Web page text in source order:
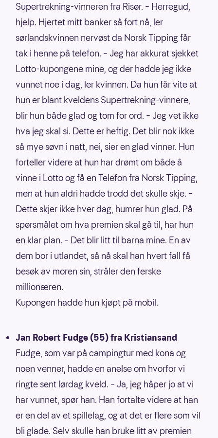
Supertrekning-vinneren fra Risør. – Herregud,
hjelp. Hjertet mitt banker så fort nå, ler
sørlandskvinnen nervøst da Norsk Tipping får
tak i henne på telefon. – Jeg har akkurat sjekket
Lotto-kupongene mine, og der hadde jeg ikke
vunnet noe i dag, ler kvinnen. Da hun får vite at
hun er blant kveldens Supertrekning-vinnere,
blir hun både glad og tom for ord. – Jeg vet ikke
hva jeg skal si. Dette er heftig. Det blir nok ikke
så mye søvn i natt, nei, sier en glad vinner. Hun
forteller videre at hun har drømt om både å
vinne i Lotto og få en Telefon fra Norsk Tipping,
men at hun aldri hadde trodd det skulle skje. –
Dette skjer ikke hver dag, humrer hun glad. På
spørsmålet om hva premien skal gå til, har hun
en klar plan. – Det blir litt til barna mine. En av
dem bor i utlandet, så nå skal han hvert fall få
besøk av moren sin, stråler den ferske
millionæren.
Kupongen hadde hun kjøpt på mobil.
Jan Robert Fudge (55) fra Kristiansand
Fudge, som var på campingtur med kona og
noen venner, hadde en anelse om hvorfor vi
ringte sent lørdag kveld. – Ja, jeg håper jo at vi
har vunnet, spør han. Han fortalte videre at han
er en del av et spillelag, og at det er flere som vil
bli glade. Selv skulle han bruke litt av premien